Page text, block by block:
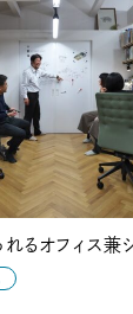
るオフィス兼